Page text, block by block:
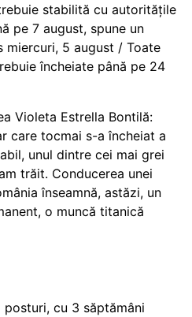
stabilită cu autoritățile
pe 7 august, spune un
miercuri, 5 august / Toate
încheiate până pe 24
Violeta Estrella Bontilă:
care tocmai s-a încheiat a
unul dintre cei mai grei
trăit. Conducerea unei
înseamnă, astăzi, un
o muncă titanică
cu 3 săptămâni